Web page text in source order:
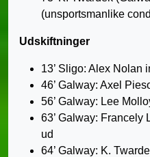
(unsportsmanlike
Udskiftninger
13’ Sligo: Alex Nolan
46’ Galway: Axel
56’ Galway: Lee
63’ Galway: Francely
ud
64’ Galway: K.